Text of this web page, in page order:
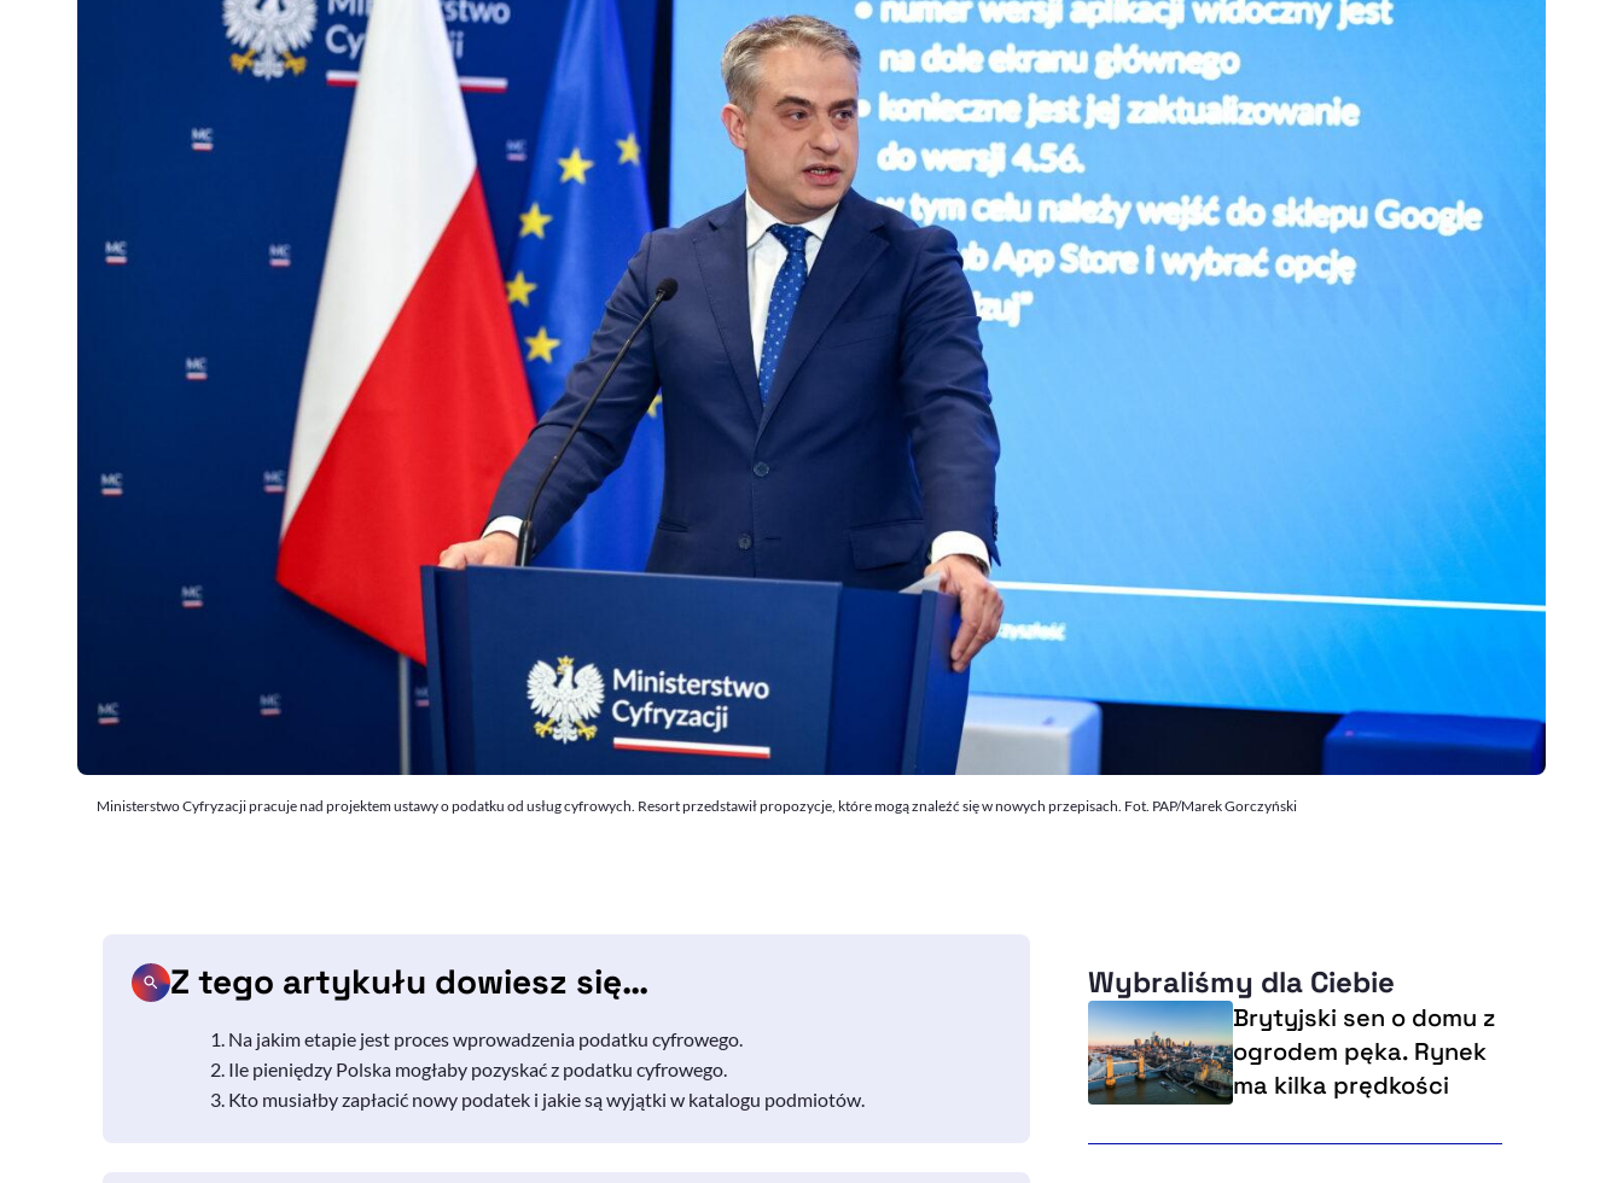
Ministerstwo Cyfryzacji pracuje nad projektem ustawy o podatku od usług cyfrowych. Resort przedstawił propozycje, które mogą znaleźć się w nowych przepisach. Fot. PAP/Marek Gorczyński
Z tego artykułu dowiesz się…
Na jakim etapie jest proces wprowadzenia podatku cyfrowego.
Ile pieniędzy Polska mogłaby pozyskać z podatku cyfrowego.
Kto musiałby zapłacić nowy podatek i jakie są wyjątki w katalogu podmiotów.
Wybraliśmy dla Ciebie
Brytyjski sen o domu z
ogrodem pęka. Rynek
ma kilka prędkości